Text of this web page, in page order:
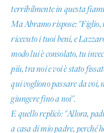
terribilmente in questa
Ma Abramo rispose:
ricevuto i tuoi beni, e
modo lui è consolato, tu
più, tra noi e voi è stato
qui vogliono passare da voi,
giungere fino a noi".
E quello replicò: "Allora,
a casa di mio padre, perché